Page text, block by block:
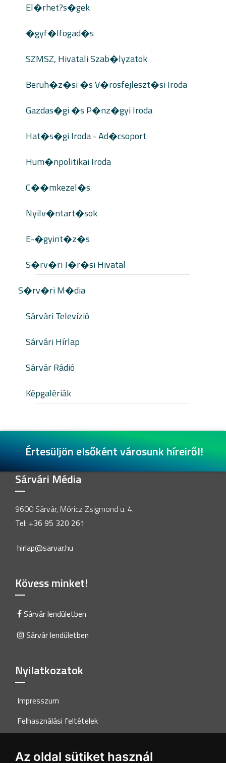
Az oldal sütiket használ
El�rhet?s�gek
�gyf�lfogad�s
SZMSZ, Hivatali Szab�lyzatok
Beruh�z�si �s V�rosfejleszt�si Iroda
Gazdas�gi �s P�nz�gyi Iroda
Hat�s�gi Iroda - Ad�csoport
Hum�npolitikai Iroda
C��mkezel�s
Nyilv�ntart�sok
E-�gyint�z�s
S�rv�ri J�r�si Hivatal
S�rv�ri M�dia
Sárvári Televízió
Sárvári Hírlap
Sárvár Rádió
Képgalériák
Értesüljön elsőként városunk híreiről!
Sárvári Média
9600 Sárvár, Móricz Zsigmond u. 4.
Tel: +36 95 320 261
hirlap@sarvar.hu
Kövess minket!
Sárvár lendületben
Sárvár lendületben
Nyilatkozatok
Impresszum
Felhasználási feltételek